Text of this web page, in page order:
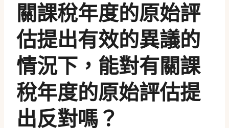
關課稅年度的原始評
估提出有效的異議的
情況下，能對有關課
稅年度的原始評估提
出反對嗎？